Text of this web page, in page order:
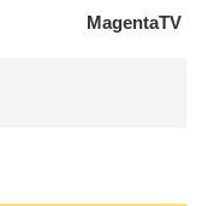
MagentaTV